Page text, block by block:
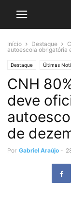
Início Destaque
autoescola obrigatória
Destaque Últimas
CNH
deve
de
Por Gabriel Araújo -